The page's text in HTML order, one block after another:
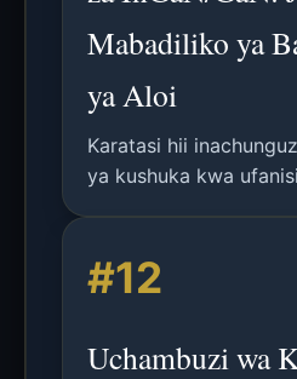
Mabadiliko ya
ya Aloi
Karatasi hii
ya kushuka kwa
kwa kupungua kwa
mionzi kwa sababu ya
#12
Uchambuzi wa